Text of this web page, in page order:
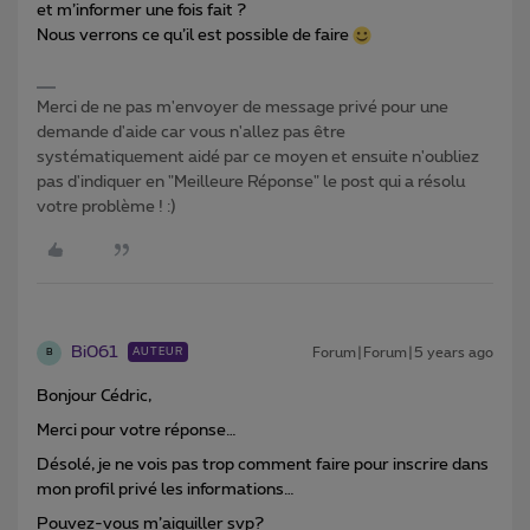
et m’informer une fois fait ?
Nous verrons ce qu’il est possible de faire
Merci de ne pas m'envoyer de message privé pour une
demande d'aide car vous n'allez pas être
systématiquement aidé par ce moyen et ensuite n'oubliez
pas d'indiquer en "Meilleure Réponse" le post qui a résolu
votre problème ! :)
B Bi061 AUTEUR Forum|Forum|5 years ago
Bonjour Cédric,
Merci pour votre réponse…
Désolé, je ne vois pas trop comment faire pour inscrire dans
mon profil privé les informations…
Pouvez-vous m’aiguiller svp?